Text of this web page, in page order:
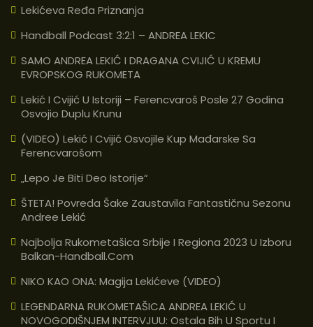
Lekićeva Ređa Priznanja
Handball Podcast 3:2:1 – ANDREA LEKIC
SAMO ANDREA LEKIĆ I DRAGANA CVIJIĆ U KREMU
EVROPSKOG RUKOMETA
Lekić I Cvijić U Istoriji – Ferencvaroš Posle 27 Godina
Osvojio Duplu Krunu
(VIDEO) Lekić I Cvijić Osvojile Kup Mađarske Sa
Ferencvarošom
„Lepo Je Biti Deo Istorije“
ŠTETA! Povreda Šake Zaustavila Fantastičnu Sezonu
Andree Lekić
Najbolja Rukometašica Srbije I Regiona 2023 U Izboru
Balkan-Handball.com
NIKO KAO ONA: Magija Lekićeve (VIDEO)
LEGENDARNA RUKOMETAŠICA ANDREA LEKIĆ U
NOVOGODIŠNJEM INTERVJUU: Ostala Bih U Sportu I